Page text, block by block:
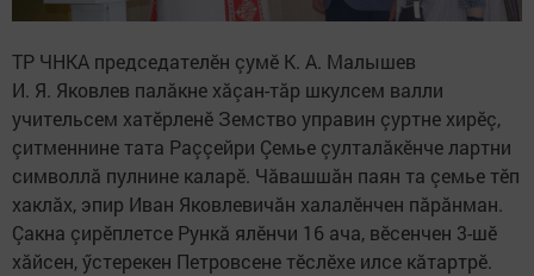
ТР ЧНКА председателӗн çумӗ К. А. Малышев
И. Я. Яковлев палăкне хăçан-тăр шкулсем валли
учительсем хатӗрленӗ Земство управин çуртне хирӗç,
çитменнине тата Раççейри Çемье çулталăкӗнче лартни
символлă пулнине каларӗ. Чăвашшăн паян та çемье тӗп
хаклăх, эпир Иван Яковлевичăн халалӗнчен пăрăнман.
Çакна çирӗплетсе Рункă ялӗнчи 16 ача, вӗсенчен 3-шӗ
хăйсен, ӳстерекен Петровсене тӗслӗхе илсе кăтартрӗ.